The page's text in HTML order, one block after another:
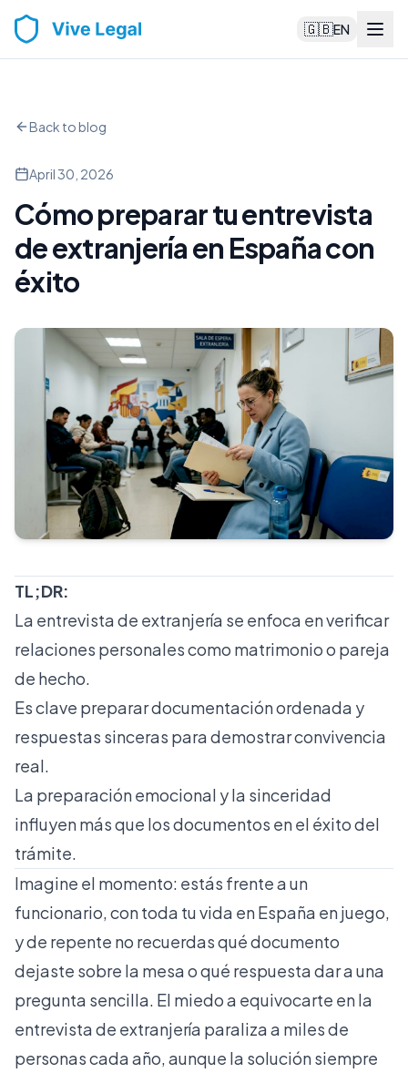
🇬🇧EN
Back to blog
April 30, 2026
Cómo preparar tu entrevista
de extranjería en España con
éxito
TL;DR:
La entrevista de extranjería se enfoca en verificar
relaciones personales como matrimonio o pareja
de hecho.
Es clave preparar documentación ordenada y
respuestas sinceras para demostrar convivencia
real.
La preparación emocional y la sinceridad
influyen más que los documentos en el éxito del
trámite.
Imagine el momento: estás frente a un
funcionario, con toda tu vida en España en juego,
y de repente no recuerdas qué documento
dejaste sobre la mesa o qué respuesta dar a una
pregunta sencilla. El miedo a equivocarte en la
entrevista de extranjería paraliza a miles de
personas cada año, aunque la solución siempre